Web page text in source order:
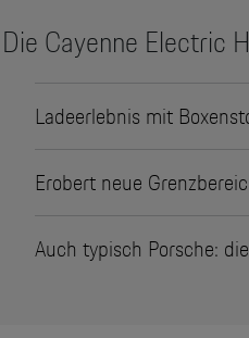
Die Cayenne Electric
Ladeerlebnis mit
Erobert neue
Auch typisch Porsche: